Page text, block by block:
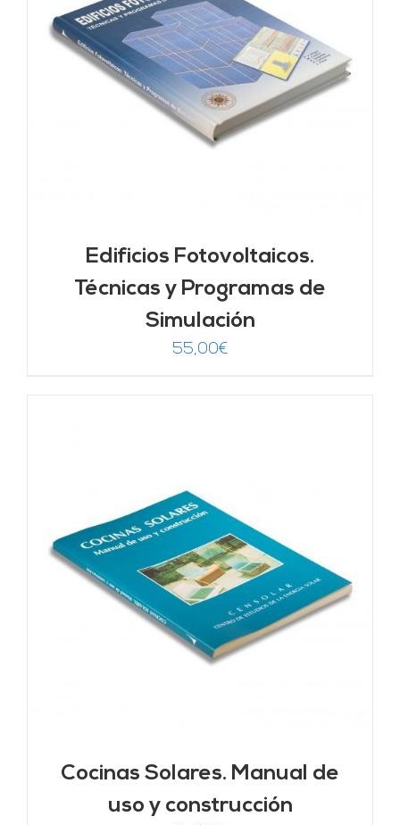
Edificios Fotovoltaicos.
Técnicas y Programas de
Simulación
55,00€
Cocinas Solares. Manual de
uso y construcción